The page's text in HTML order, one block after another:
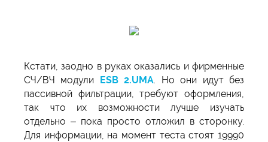
Кстати, заодно в руках оказались и фирменные
СЧ/ВЧ модули ESB 2.UMA. Но они идут без
пассивной фильтрации, требуют оформления,
так что их возможности лучше изучать
отдельно – пока просто отложил в сторонку.
Для информации, на момент теста стоят 19990